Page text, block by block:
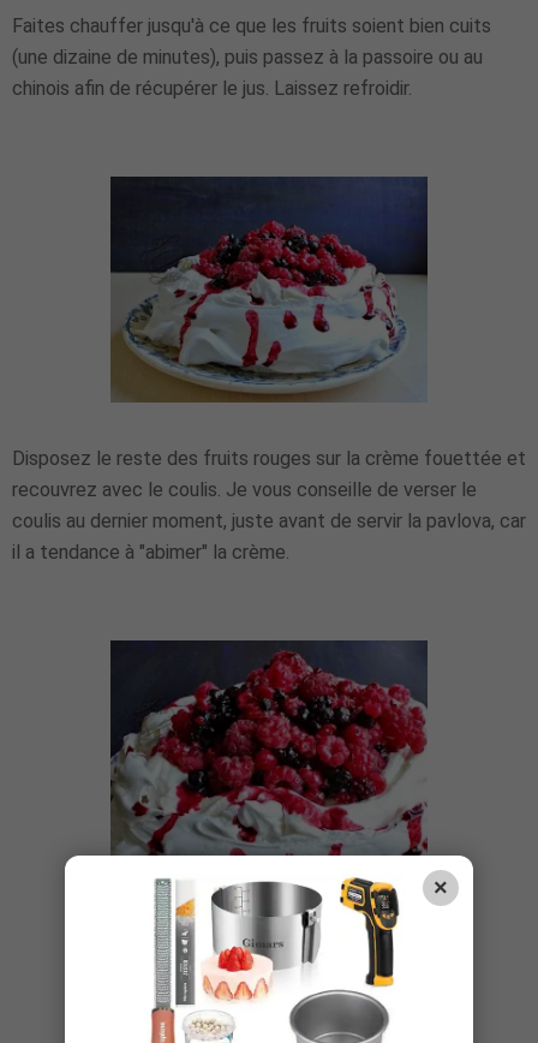
Faites chauffer jusqu'à ce que les fruits soient bien cuits
(une dizaine de minutes), puis passez à la passoire ou au
chinois afin de récupérer le jus. Laissez refroidir.
Disposez le reste des fruits rouges sur la crème fouettée et
recouvrez avec le coulis. Je vous conseille de verser le
coulis au dernier moment, juste avant de servir la pavlova, car
il a tendance à "abimer" la crème.
×